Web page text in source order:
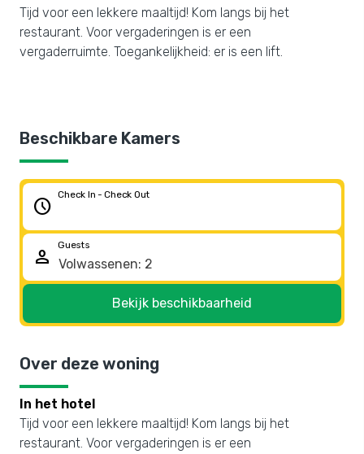
Tijd voor een lekkere maaltijd! Kom langs bij het
restaurant. Voor vergaderingen is er een
vergaderruimte. Toegankelijkheid: er is een lift.
Beschikbare Kamers
schedule
Check In - Check Out
person
Guests
Bekijk beschikbaarheid
Over deze woning
In het hotel
Tijd voor een lekkere maaltijd! Kom langs bij het
restaurant. Voor vergaderingen is er een